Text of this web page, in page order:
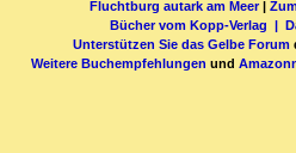
Fluchtburg autark am Meer|
Bücher vom Kopp-Verlag |
Unterstützen Sie das Gelbe Forum
Weitere Buchempfehlungen und